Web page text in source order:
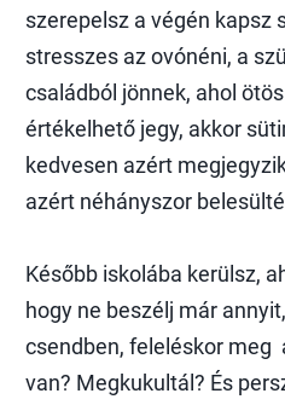
szerepelsz a végén kapsz
stresszes az ovónéni, a
családból jönnek, ahol
értékelhető jegy, akkor
kedvesen azért
azért néhányszor
Később iskolába kerülsz,
hogy ne beszélj már
csendben, feleléskor meg
van? Megkukultál? És